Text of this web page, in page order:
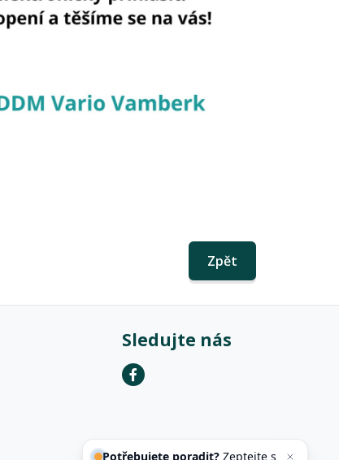
Zpět
Sledujte nás
se našeho asistenta